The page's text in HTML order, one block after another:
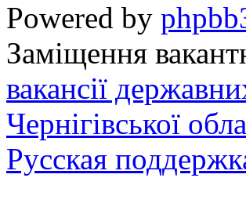
Powered by
Заміщення
вакансії
Чернігівської
Русская